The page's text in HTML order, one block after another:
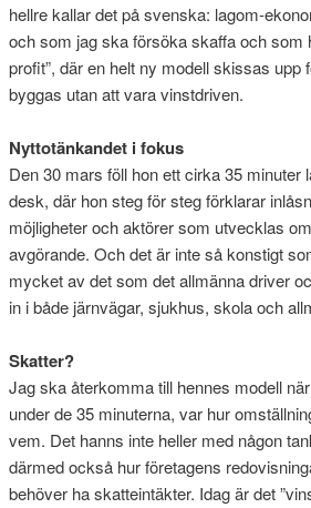
hellre kallar det på svenska: lagom-
och som jag ska försöka skaffa och som
profit”, där en helt ny modell skissas
byggas utan att vara vinstdriven.
Nyttotänkandet i fokus
Den 30 mars föll hon ett cirka 35
desk, där hon steg för steg förklarar
möjligheter och aktörer som utvecklas
avgörande. Och det är inte så konstigt
mycket av det som det allmänna driver
in i både järnvägar, sjukhus, skola och
Skatter?
Jag ska återkomma till hennes modell
under de 35 minuterna, var hur
vem. Det hanns inte heller med någon
därmed också hur företagens
behöver ha skatteintäkter. Idag är det